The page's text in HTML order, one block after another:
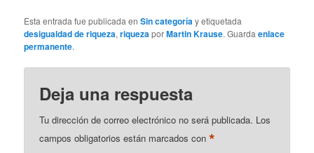
Esta entrada fue publicada enSin categoríay etiquetada
desigualdad de riqueza,riquezaporMartin Krause. Guardaenlace
permanente.
Deja una respuesta
Tu dirección de correo electrónico no será publicada. Los
campos obligatorios están marcados con*